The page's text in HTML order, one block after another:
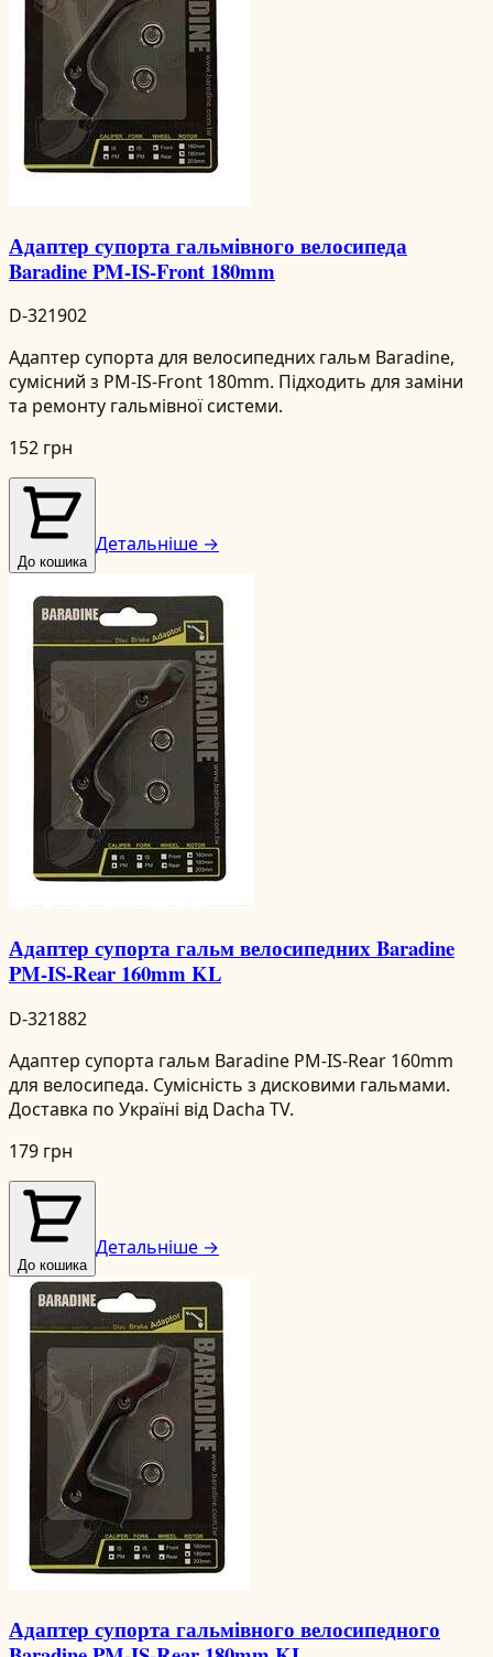
Адаптер супорта гальмівного велосипеда
Baradine PM-IS-Front 180mm
D-321902
Адаптер супорта для велосипедних гальм Baradine,
сумісний з PM-IS-Front 180mm. Підходить для заміни
та ремонту гальмівної системи.
152 грн
До кошика
Детальніше →
Адаптер супорта гальм велосипедних Baradine
PM-IS-Rear 160mm KL
D-321882
Адаптер супорта гальм Baradine PM-IS-Rear 160mm
для велосипеда. Сумісність з дисковими гальмами.
Доставка по Україні від Dacha TV.
179 грн
До кошика
Детальніше →
Адаптер супорта гальмівного велосипедного